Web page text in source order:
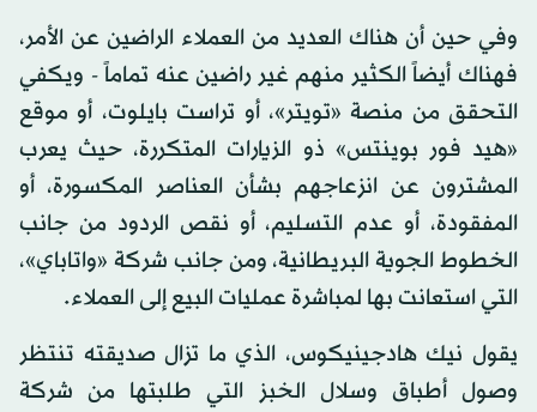
وفي حين أن هناك العديد من العملاء الراضين عن الأمر،
فهناك أيضاً الكثير منهم غير راضين عنه تماماً - ويكفي
التحقق من منصة «تويتر»، أو تراست بايلوت، أو موقع
«هيد فور بوينتس» ذو الزيارات المتكررة، حيث يعرب
المشترون عن انزعاجهم بشأن العناصر المكسورة، أو
المفقودة، أو عدم التسليم، أو نقص الردود من جانب
الخطوط الجوية البريطانية، ومن جانب شركة «واتاباي»،
التي استعانت بها لمباشرة عمليات البيع إلى العملاء.
يقول نيك هادجينيكوس، الذي ما تزال صديقته تنتظر
وصول أطباق وسلال الخبز التي طلبتها من شركة